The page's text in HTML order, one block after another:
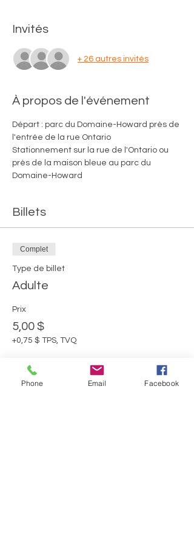
Invités
+ 26 autres invités
À propos de l'événement
Départ : parc du Domaine-Howard près de
l'entrée de la rue Ontario
Stationnement sur la rue de l'Ontario ou
près de la maison bleue au parc du
Domaine-Howard
Billets
Complet
Type de billet
Adulte
Prix
5,00 $
+0,75 $ TPS, TVQ
Vente expirée
Phone Email Facebook